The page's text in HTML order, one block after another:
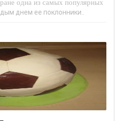
одна из самых популярных
днем ее поклонники..